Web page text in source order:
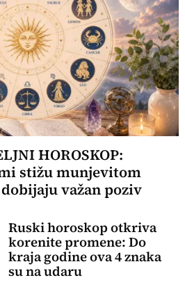
HOROSKOP:
stižu munjevitom
važan poziv
Ruski horoskop otkriva
korenite promene: Do
kraja godine ova 4 znaka
su na udaru